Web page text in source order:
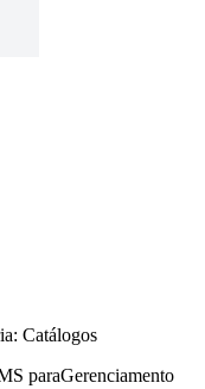
Catálogos
paraGerenciamento